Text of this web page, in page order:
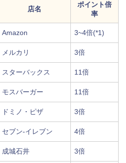
店名
ポイント倍
率
Amazon 3~4倍(*1)
メルカリ 3倍
スターバックス 11倍
モスバーガー 11倍
ドミノ・ピザ 3倍
セブン-イレブン 4倍
成城石井 3倍